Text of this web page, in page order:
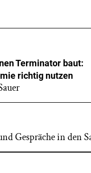
Terminator baut:
richtig nutzen
Gespräche in den